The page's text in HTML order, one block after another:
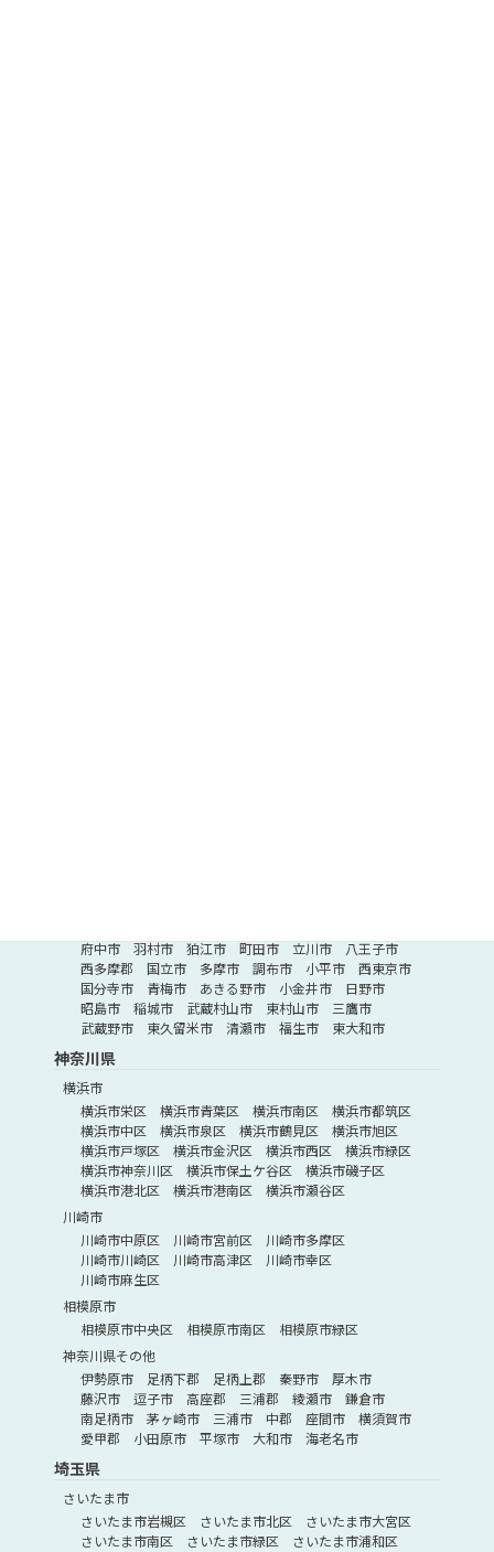
府中市
羽村市 狛江市 町田市 立川市
八王子市
西多摩郡
国立市 多摩市 調布市 小平市
西東京市
国分寺市
青梅市 あきる野市 小金井市
日野市
昭島市
稲城市 武蔵村山市 東村山市
三鷹市
武蔵野市
東久留米市 清瀬市 福生市 東大和市
神奈川県
横浜市
横浜市栄区
横浜市青葉区 横浜市南区
横浜市都筑区
横浜市中区
横浜市泉区 横浜市鶴見区
横浜市旭区
横浜市戸塚区
横浜市金沢区 横浜市西区
横浜市緑区
横浜市神奈川区
横浜市保土ケ谷区
横浜市磯子区
横浜市港北区
横浜市港南区
横浜市瀬谷区
川崎市
川崎市中原区
川崎市宮前区
川崎市多摩区
川崎市川崎区
川崎市高津区
川崎市幸区
川崎市麻生区
相模原市
相模原市中央区
相模原市南区
相模原市緑区
神奈川県その他
伊勢原市
足柄下郡 足柄上郡 秦野市
厚木市
藤沢市
逗子市 高座郡 三浦郡 綾瀬市
鎌倉市
南足柄市
茅ヶ崎市 三浦市 中郡 座間市
横須賀市
愛甲郡
小田原市 平塚市 大和市 海老名市
埼玉県
さいたま市
さいたま市岩槻区
さいたま市北区
さいたま市大宮区
さいたま市南区
さいたま市緑区
さいたま市浦和区